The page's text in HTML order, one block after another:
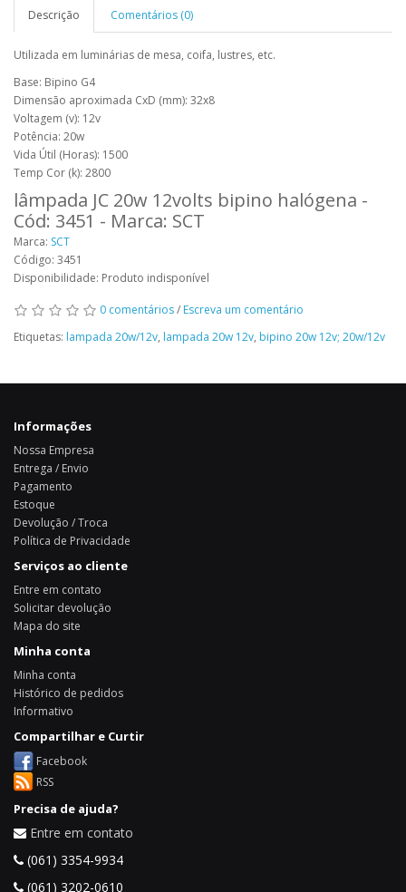
Descrição Comentários (0)
Utilizada em luminárias de mesa, coifa, lustres, etc.
Base: Bipino G4
Dimensão aproximada CxD (mm): 32x8
Voltagem (v): 12v
Potência: 20w
Vida Útil (Horas): 1500
Temp Cor (k): 2800
lâmpada JC 20w 12volts bipino halógena -
Cód: 3451 - Marca: SCT
Marca: SCT
Código: 3451
Disponibilidade: Produto indisponível
0 comentários/ Escreva um comentário
Etiquetas: lampada 20w/12v, lampada 20w 12v, bipino 20w 12v; 20w/12v
Informações
Nossa Empresa
Entrega / Envio
Pagamento
Estoque
Devolução / Troca
Política de Privacidade
Serviços ao cliente
Entre em contato
Solicitar devolução
Mapa do site
Minha conta
Minha conta
Histórico de pedidos
Informativo
Compartilhar e Curtir
Facebook
RSS
Precisa de ajuda?
Entre em contato
(061) 3354-9934
(061) 3202-0610